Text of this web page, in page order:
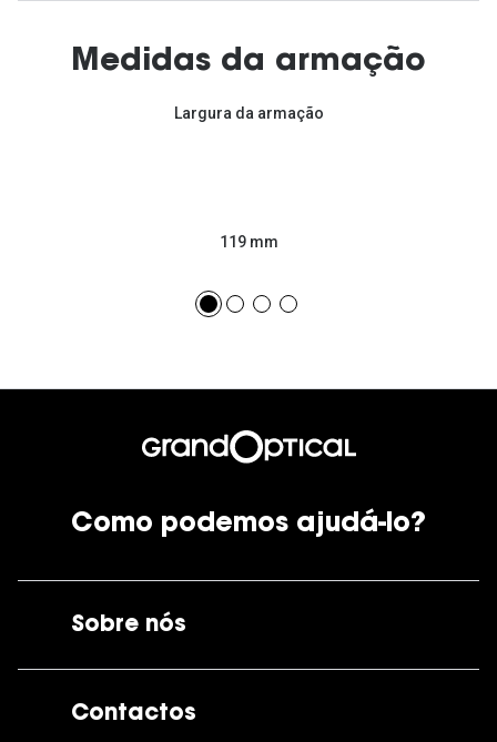
Medidas da armação
Largura da armação
119 mm
Como podemos ajudá-lo?
Sobre nós
Contactos